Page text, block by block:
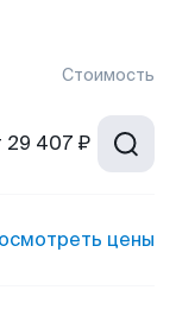
Стоимость
29 407 ₽
цены